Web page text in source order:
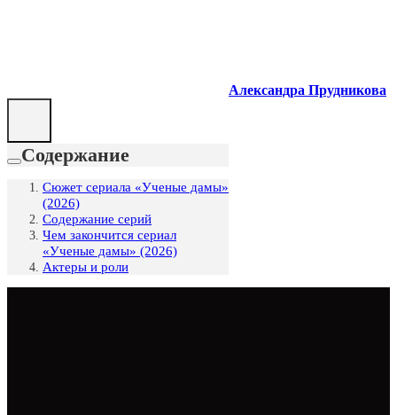
Александра Прудникова
Содержание
Сюжет сериала «Ученые дамы»
(2026)
Содержание серий
Чем закончится сериал
«Ученые дамы» (2026)
Актеры и роли